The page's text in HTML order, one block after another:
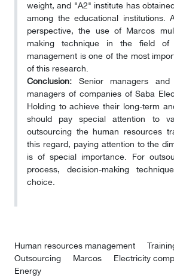
weight, and "A2" institute has
among the educational institutions.
perspective, the use of Marcos
making technique in the field of
management is one of the most
of this research.
Conclusion: Senior managers
managers of companies of Saba
Holding to achieve their long-term
should pay special attention to
outsourcing the human resources
this regard, paying attention to the
is of special importance. For
process, decision-making
choice.
Human resources management
Outsourcing
Marcos
Electricity
Energy